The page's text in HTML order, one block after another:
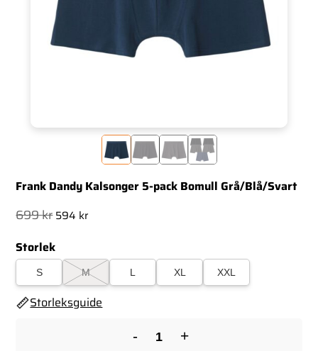
Frank Dandy Kalsonger 5-pack Bomull Grå/Blå/Svart
699krDet
priset
var:
699 kr.
594 kr
är:
594 kr.
Storlek
S M L XL XXL
Storleksguide
- +